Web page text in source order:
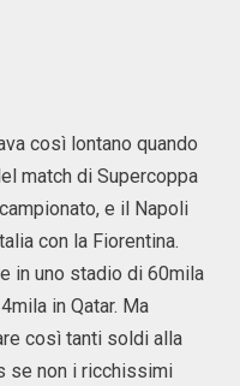
così lontano quando
match di Supercoppa
e il Napoli
con la Fiorentina.
in uno stadio di 60mila
in Qatar. Ma
così tanti soldi alla
se non i ricchissimi